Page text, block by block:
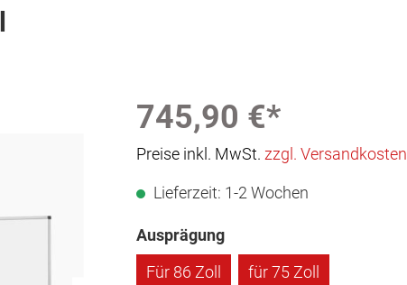
745,90 €*
Preise inkl. MwSt. zzgl. Versandkosten
Lieferzeit: 1-2 Wochen
Ausprägung
Für 86 Zoll
für 75 Zoll